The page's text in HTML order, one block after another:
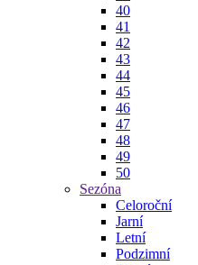
40
41
42
43
44
45
46
47
48
49
50
Sezóna
Celoroční
Jarní
Letní
Podzimní